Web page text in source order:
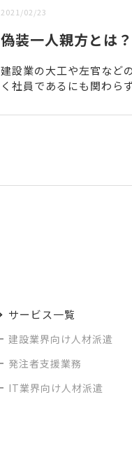
2021/02/23
偽装一人親方とは？
建設業の大工や左官など
く社員であるにも関わら
サービス一覧
建設業界向け人材派遣
発注者支援業務
IT業界向け人材派遣